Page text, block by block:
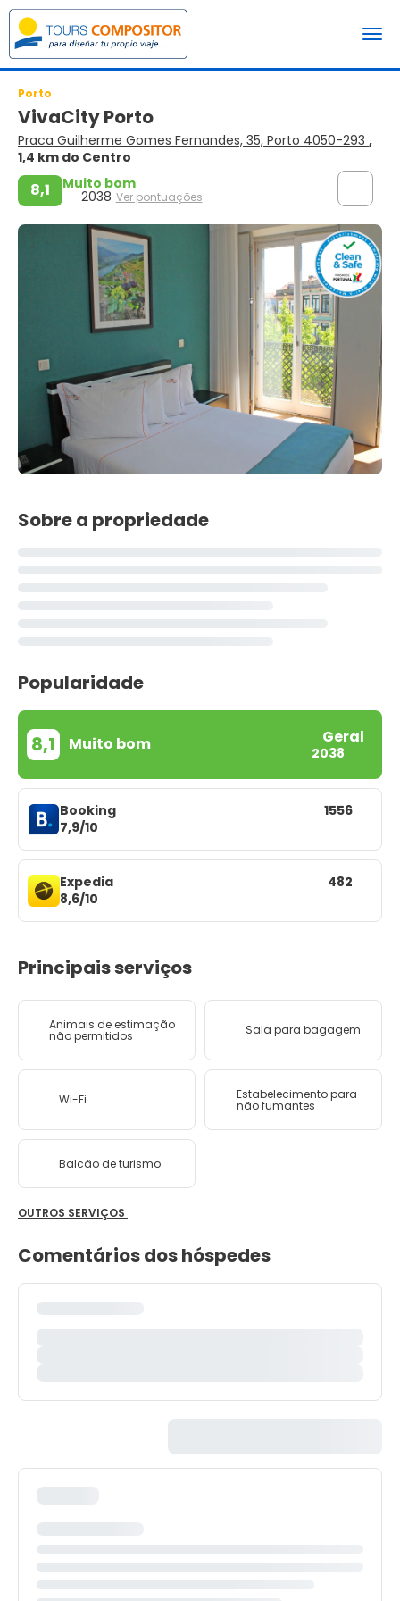
Porto
VivaCity Porto
Praca Guilherme Gomes Fernandes, 35, Porto 4050-293 ,
1,4 km do Centro
8,1 Muito bom
2038 Ver pontuações
Sobre a propriedade
Popularidade
8,1 Muito bom Geral
2038
Booking
7,9/10
1556
Expedia
8,6/10
482
Principais serviços
Animais de estimação
não permitidos Sala para bagagem
Wi-Fi Estabelecimento para
não fumantes
Balcão de turismo
OUTROS SERVIÇOS
Comentários dos hóspedes